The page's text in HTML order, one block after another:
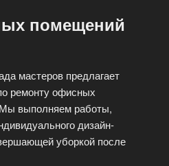
помещений
мастеров предлагает
ремонту офисных
выполняем работы,
дизайн-
уборкой после